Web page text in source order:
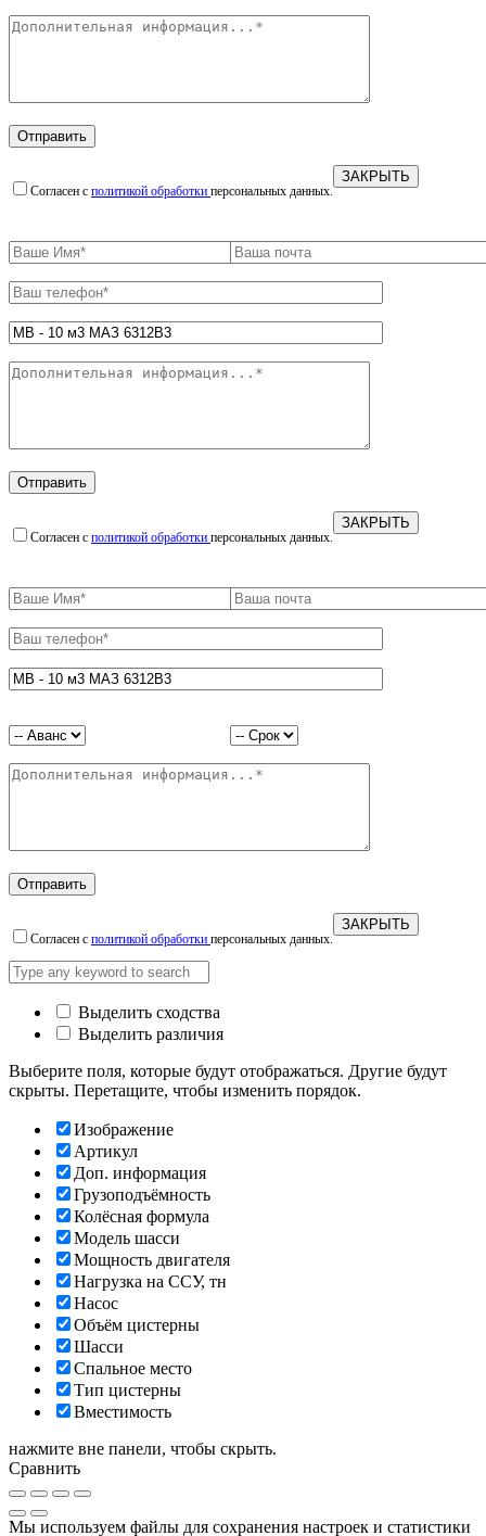
Согласен с политикой обработки персональных данных.
ЗАКРЫТЬ
Согласен с политикой обработки персональных данных.
ЗАКРЫТЬ
Согласен с политикой обработки персональных данных.
ЗАКРЫТЬ
Выделить сходства
Выделить различия
Выберите поля, которые будут отображаться. Другие будут
скрыты. Перетащите, чтобы изменить порядок.
Изображение
Артикул
Доп. информация
Грузоподъёмность
Колёсная формула
Модель шасси
Мощность двигателя
Нагрузка на ССУ, тн
Насос
Объём цистерны
Шасси
Спальное место
Тип цистерны
Вместимость
нажмите вне панели, чтобы скрыть.
Сравнить
Мы используем файлы для сохранения настроек и статистики